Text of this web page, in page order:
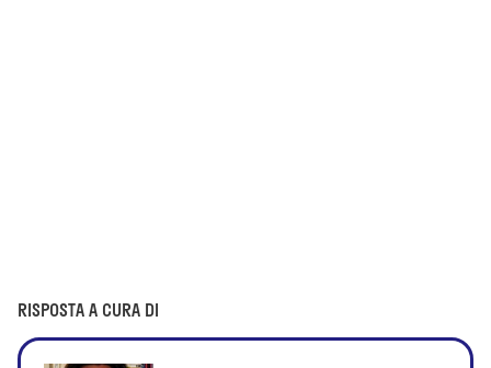
RISPOSTA A CURA DI